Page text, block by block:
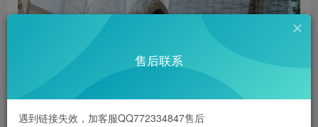
售后联系
遇到链接失效，加客服QQ772334847售后